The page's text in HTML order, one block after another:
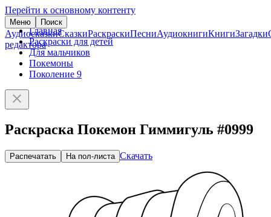
Перейти к основному контенту
Меню Поиск
АудиосказкиСказкиРаскраскиПесниАудиокнигиКнигиЗагадки
редактора
Главная
Раскраски для детей
Для мальчиков
Покемоны
Поколение 9
Раскраска Покемон Гиммигуль #0999
Распечатать На пол-листа Скачать